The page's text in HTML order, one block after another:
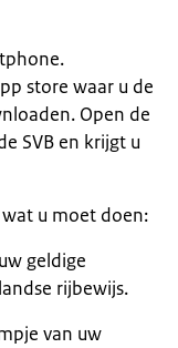
store waar u de
Open de
SVB en krijgt u
u moet doen:
geldige
rijbewijs.
van uw